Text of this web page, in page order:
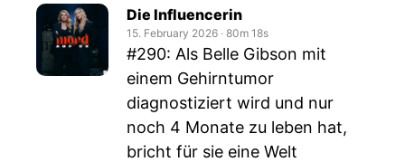
Die Influencerin
15. February 2026 ‧ 80m 18s
#290: Als Belle Gibson mit
einem Gehirntumor
diagnostiziert wird und nur
noch 4 Monate zu leben hat,
bricht für sie eine Welt